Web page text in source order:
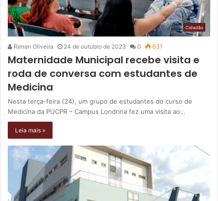
Cidadão
Renan Oliveira 24 de outubro de 2023 0 631
Maternidade Municipal recebe visita e
roda de conversa com estudantes de
Medicina
Nesta terça-feira (24), um grupo de estudantes do curso de
Medicina da PUCPR – Campus Londrina fez uma visita ao…
Leia mais »